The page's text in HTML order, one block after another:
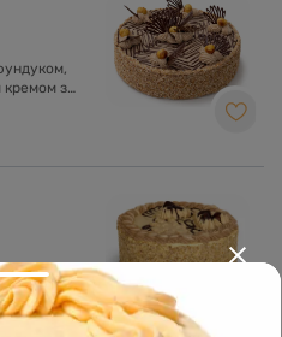
кремом з
та
зі